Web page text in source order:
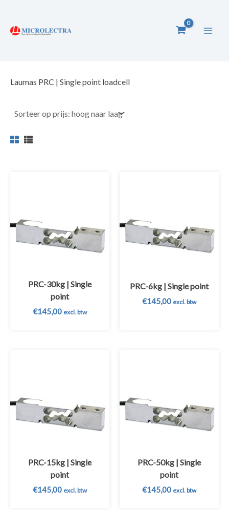
naar
Laumas PRC | Single point loadcell
PRC-30kg | Single
point
€145,00 excl. btw
PRC-6kg | Single point
€145,00 excl. btw
PRC-15kg | Single
point
€145,00 excl. btw
PRC-50kg | Single
point
€145,00 excl. btw